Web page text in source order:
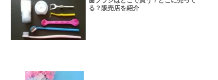
る？販売店を紹介